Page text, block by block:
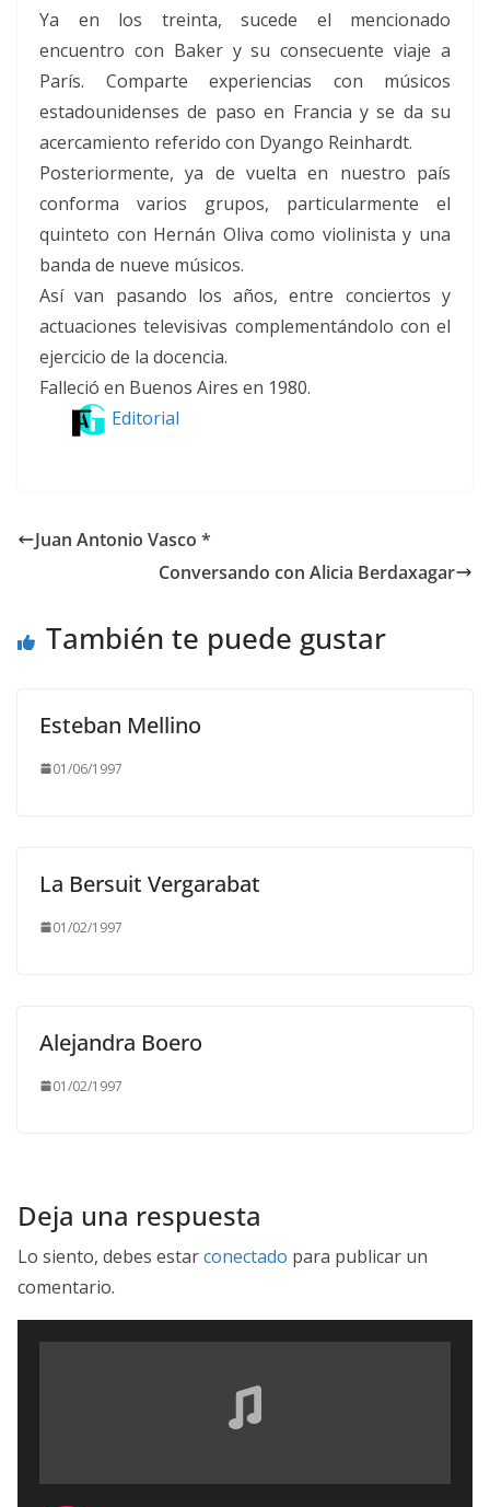
Ya en los treinta, sucede el mencionado
encuentro con Baker y su consecuente viaje a
París. Comparte experiencias con músicos
estadounidenses de paso en Francia y se da su
acercamiento referido con Dyango Reinhardt.
Posteriormente, ya de vuelta en nuestro país
conforma varios grupos, particularmente el
quinteto con Hernán Oliva como violinista y una
banda de nueve músicos.
Así van pasando los años, entre conciertos y
actuaciones televisivas complementándolo con el
ejercicio de la docencia.
Falleció en Buenos Aires en 1980.
Editorial
Juan Antonio Vasco *
Conversando con Alicia Berdaxagar
También te puede gustar
Esteban Mellino
01/06/1997
La Bersuit Vergarabat
01/02/1997
Alejandra Boero
01/02/1997
Deja una respuesta
Lo siento, debes estarconectado para publicar un
comentario.